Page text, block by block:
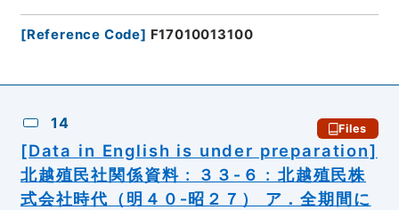
[Reference Code] F17010013100
14 Files
[Data in English is under preparation]
北越殖民社関係資料 : ３３‐６ : 北越殖民株
式会社時代（明４０‐昭２７） ア．全期間に